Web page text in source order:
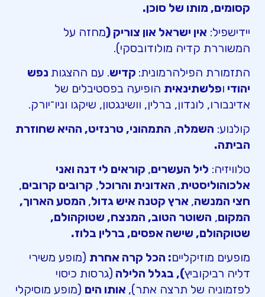
קסומים, מותו של סוכן.
יידישפיל: אין ישראל און צוריק (מחזה על
המשוררת קדיה מולודובסקי).
התזמורת הפילהרמונית: קדיש. עם ההצגות נפש
יהודי ופלשתינאית הופיעה בפסטיבלים של
אדינבורו, לונדון, ברלין, וושינגטון, שיקגו וניו־יורק.
קולנוע: השמלה, התמהוני, טרנזיט, ההיא שחוזרת
הביתה.
טלוויזיה: ליל העשרים, קוראים לי דנה ואני
אלכוהוליסטית, האדונית והרוכל, קרובים קרובים,
חצי המנשה, ארץ קטנה איש גדול, המסע הארוך,
המקום, השוטר הטוב, המנצח, שטוקהולם,
שטוקהולם, שישה אפסים, ברלין בלוז.
מופעים מוזיקליים: הכל קרה אחרת (מופע משירי
דליה רביקוביץ), בגלל הלילה (גרסות כיסוי
לפזמוניה של תרצה אתר), אותו הים (מופע מוסיקלי